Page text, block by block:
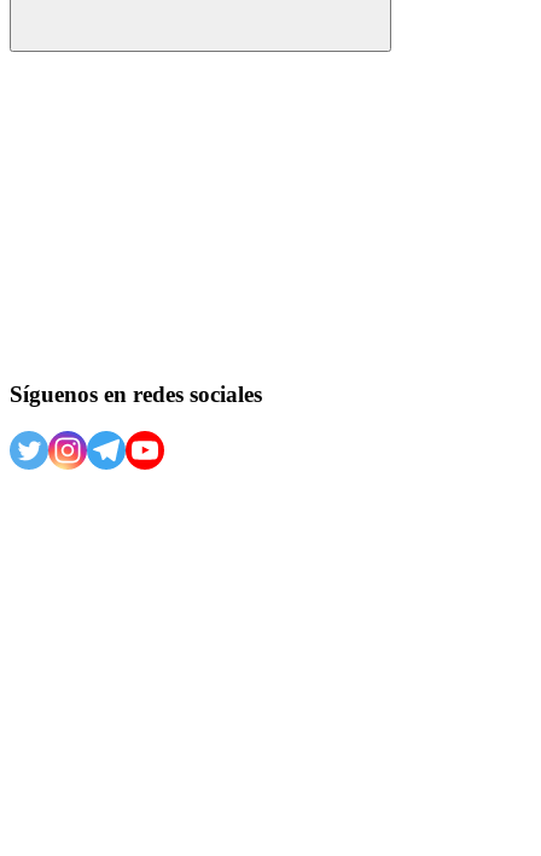
Buscar
Síguenos en redes sociales